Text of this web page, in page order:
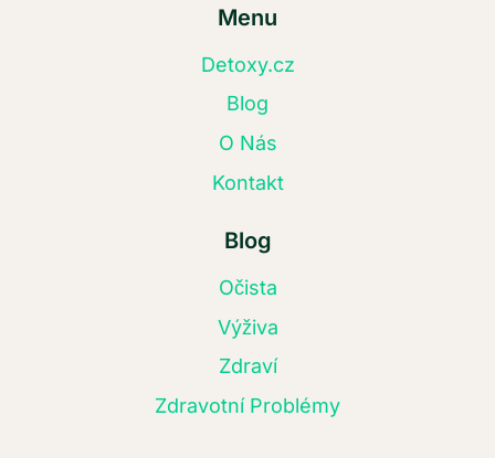
Menu
Detoxy.cz
Blog
O Nás
Kontakt
Blog
Očista
Výživa
Zdraví
Zdravotní Problémy